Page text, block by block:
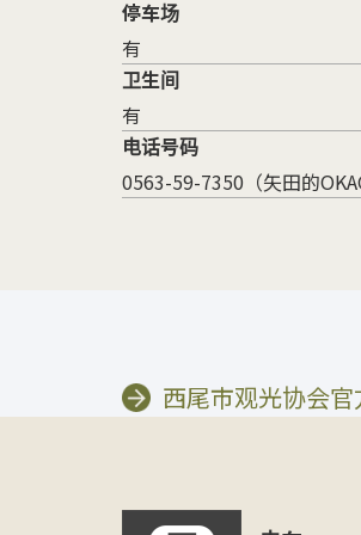
停车场
有
卫生间
有
电话号码
0563-59-7350（矢田的
西尾市观光协会官